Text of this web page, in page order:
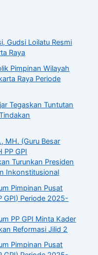
Gudsi Loilatu Resmi
Raya
Pimpinan Wilayah
Raya Periode
Tegaskan Tuntutan
Turunkan Presiden
Inkonstitusional
PP GPI Minta Kader
Reformasi Jilid 2